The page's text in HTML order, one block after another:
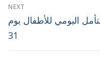
NEXT
اليومي للأطفال يوم
31